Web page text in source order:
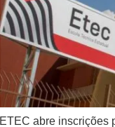
ETEC abre inscrições